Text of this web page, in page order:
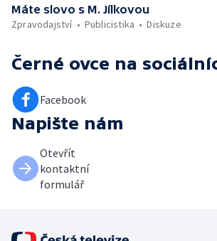
Máte slovo s M. Jílkovou
Zpravodajství
Publicistika Diskuze
Černé ovce na
Facebook
Napište nám
Otevřít
kontaktní
formulář